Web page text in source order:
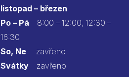
listopad – březen
Po – Pá 8:00 – 12:00, 12:30 –
16:30
So, Nezavřeno
Svátkyzavřeno